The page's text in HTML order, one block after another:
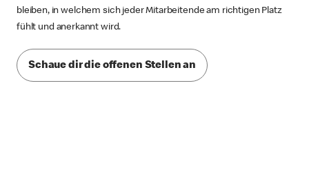
bleiben, in welchem sich jeder Mitarbeitende am richtigen Platz
fühlt und anerkannt wird.
Schaue dir die offenen Stellen an